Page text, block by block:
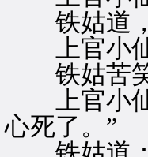
铁姑道，
上官小仙
铁姑苦笑
上官小仙
心死了。”